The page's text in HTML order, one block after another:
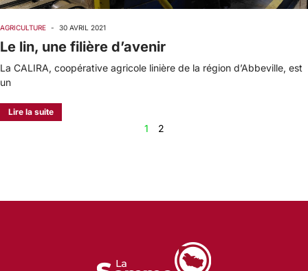
AGRICULTURE - 30 AVRIL 2021
Le lin, une filière d’avenir
La CALIRA, coopérative agricole linière de la région d’Abbeville, est
un
Lire la suite
1 2